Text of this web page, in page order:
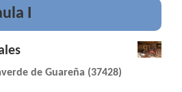
I
de Guareña (37428)